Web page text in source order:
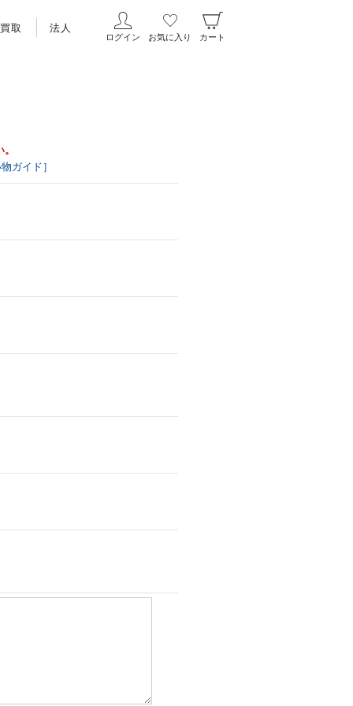
買取 法人
ログイン お気に入り カート
ガイド］